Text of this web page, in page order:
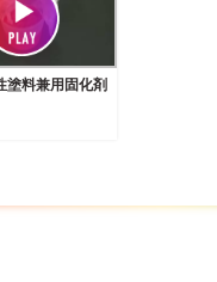
塗料兼用固化剤